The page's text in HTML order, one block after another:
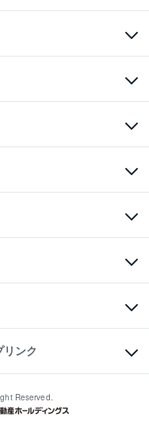
相談・お問い合わせ窓口）
送付停止について
ダルクラブ
株式会社まで
ション
ンク
Reserved.